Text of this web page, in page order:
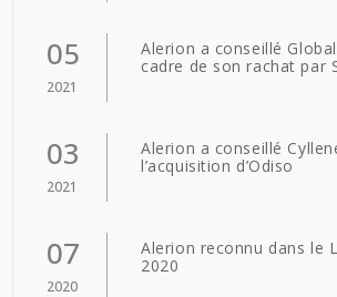
05
2021
Alerion a conseillé
cadre de son rachat par
03
2021
Alerion a conseillé
l’acquisition d’Odiso
07
2020
Alerion reconnu dans le
2020